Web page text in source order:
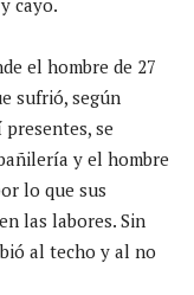
el hombre de 27
sufrió, según
se
y el hombre
lo que sus
las labores. Sin
al techo y al no